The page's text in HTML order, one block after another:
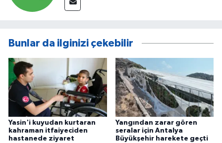
Bunlar da ilginizi çekebilir
Yasin'i kuyudan kurtaran
kahraman itfaiyeciden
hastanede ziyaret
Yangından zarar gören
seralar için Antalya
Büyükşehir harekete geçti